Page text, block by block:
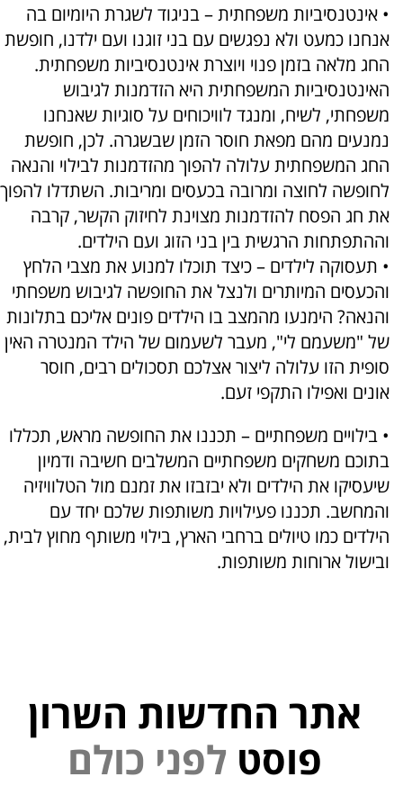
• אינטנסיביות משפחתית – בניגוד לשגרת היומיום בה
אנחנו כמעט ולא נפגשים עם בני זוגנו ועם ילדנו, חופשת
החג מלאה בזמן פנוי ויוצרת אינטנסיביות משפחתית.
האינטנסיביות המשפחתית היא הזדמנות לגיבוש
משפחתי, לשיח, ומנגד לוויכוחים על סוגיות שאנחנו
נמנעים מהם מפאת חוסר הזמן שבשגרה. לכן, חופשת
החג המשפחתית עלולה להפוך מהזדמנות לבילוי והנאה
לחופשה לחוצה ומרובה בכעסים ומריבות. השתדלו להפוך
את חג הפסח להזדמנות מצוינת לחיזוק הקשר, קרבה
וההתפתחות הרגשית בין בני הזוג ועם הילדים.
• תעסוקה לילדים – כיצד תוכלו למנוע את מצבי הלחץ
והכעסים המיותרים ולנצל את החופשה לגיבוש משפחתי
והנאה? הימנעו מהמצב בו הילדים פונים אליכם בתלונות
של "משעמם לי", מעבר לשעמום של הילד המנטרה האין
סופית הזו עלולה ליצור אצלכם תסכולים רבים, חוסר
אונים ואפילו התקפי זעם.
• בילויים משפחתיים – תכננו את החופשה מראש, תכללו
בתוכם משחקים משפחתיים המשלבים חשיבה ודמיון
שיעסיקו את הילדים ולא יבזבזו את זמנם מול הטלוויזיה
והמחשב. תכננו פעילויות משותפות שלכם יחד עם
הילדים כמו טיולים ברחבי הארץ, בילוי משותף מחוץ לבית,
ובישול ארוחות משותפות.
אתר החדשות השרון
פוסט